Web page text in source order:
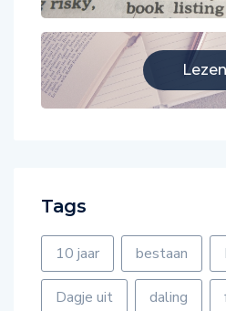
Lezen
10 jaar bestaan
Dagje uit daling